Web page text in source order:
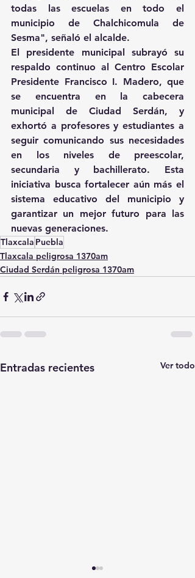
todas las escuelas en todo el
municipio de Chalchicomula de
Sesma", señaló el alcalde.
El presidente municipal subrayó su
respaldo continuo al Centro Escolar
Presidente Francisco I. Madero, que
se encuentra en la cabecera
municipal de Ciudad Serdán, y
exhortó a profesores y estudiantes a
seguir comunicando sus necesidades
en los niveles de preescolar,
secundaria y bachillerato. Esta
iniciativa busca fortalecer aún más el
sistema educativo del municipio y
garantizar un mejor futuro para las
nuevas generaciones.
Tlaxcala Puebla
Tlaxcala peligrosa 1370am
Ciudad Serdán peligrosa 1370am
Entradas recientes Ver todo